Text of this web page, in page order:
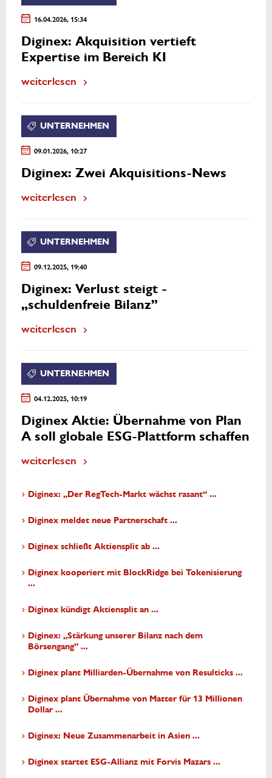
16.04.2026, 15:34
Diginex: Akquisition vertieft
Expertise im Bereich KI
weiterlesen
UNTERNEHMEN
09.01.2026, 10:27
Diginex: Zwei Akquisitions-News
weiterlesen
UNTERNEHMEN
09.12.2025, 19:40
Diginex: Verlust steigt -
„schuldenfreie Bilanz”
weiterlesen
UNTERNEHMEN
04.12.2025, 10:19
Diginex Aktie: Übernahme von Plan
A soll globale ESG-Plattform schaffen
weiterlesen
Diginex: „Der RegTech-Markt wächst rasant“ ...
Diginex meldet neue Partnerschaft ...
Diginex schließt Aktiensplit ab ...
Diginex kooperiert mit BlockRidge bei Tokenisierung
...
Diginex kündigt Aktiensplit an ...
Diginex: „Stärkung unserer Bilanz nach dem
Börsengang” ...
Diginex plant Milliarden-Übernahme von Resulticks ...
Diginex plant Übernahme von Matter für 13 Millionen
Dollar ...
Diginex: Neue Zusammenarbeit in Asien ...
Diginex startet ESG-Allianz mit Forvis Mazars ...